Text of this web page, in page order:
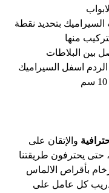
بتحديد نقطة
منها
بين البلاطات
اسفل السيراميك
والإتقان على
حتى يحترفون طريقتنا
بأقراص الالماس
تدريب كل عامل على